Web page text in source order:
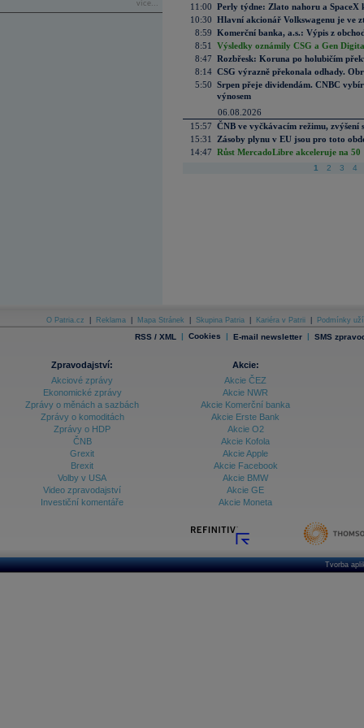
více...
11:00 Perly týdne: Zlato nahoru a SpaceX
10:30 Hlavní akcionář Volkswagenu je ve
8:59 Komerční banka, a.s.: Výpis z
8:51
Výsledky oznámily CSG a Gen
8:47 Rozbřesk: Koruna po holubičím
8:14 CSG výrazně překonala odhady.
5:50 Srpen přeje dividendám. CNBC
výnosem
06.08.2026
15:57 ČNB ve vyčkávacím režimu, zvýšení
15:31
Zásoby plynu v EU jsou pro toto
14:47 Růst MercadoLibre akceleruje na
1 2 3 4
O Patria.cz Reklama Mapa Stránek Skupina Patria Kariéra v Patrii Podmínky
RSS / XML | Cookies | E-mail newsletter | SMS
Zpravodajství:
Akciové zprávy
Ekonomické zprávy
Zprávy o měnách a sazbách
Zprávy o komoditách
Zprávy o HDP
ČNB
Grexit
Brexit
Volby v USA
Video zpravodajství
Investiční komentáře
Akcie:
Akcie ČEZ
Akcie NWR
Akcie Komerční banka
Akcie Erste Bank
Akcie O2
Akcie Kofola
Akcie Apple
Akcie Facebook
Akcie BMW
Akcie GE
Akcie Moneta
Tvorba